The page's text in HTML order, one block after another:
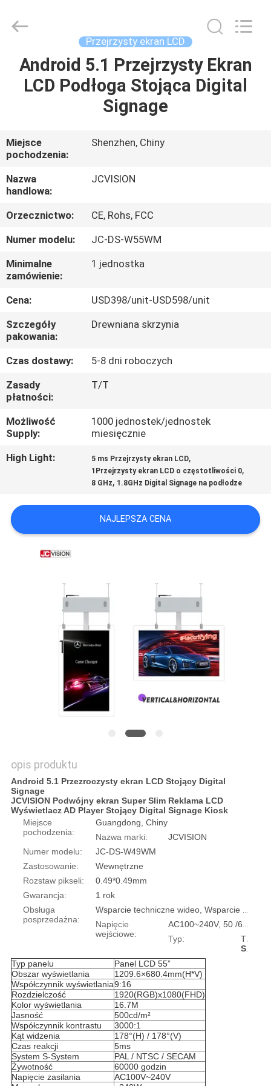
DOM
O
NAS
WYCIECZKA
PO
FABRYCE
KONTROLA
JAKOŚCI
SKONTAKTUJ
SIĘ
Z
NAMI
AKTUALNOŚCI
WSZYSTKIE
PRZYPADKI
POPROSIĆ
O
WYCENĘ
SITEMAP
POLITYKA
PRYWATNOŚCI
Interactive
Technology
Reserved.
Przejrzysty ekran LCD
Android 5.1 Przejrzysty Ekran
LCD Podłoga Stojąca Digital
Signage
Miejsce
pochodzenia:
Shenzhen, Chiny
Nazwa
handlowa:
JCVISION
Orzecznictwo:
CE, Rohs, FCC
Numer modelu:
JC-DS-W55WM
Minimalne
zamówienie:
1 jednostka
Cena:
USD398/unit-USD598/unit
Szczegóły
pakowania:
Drewniana skrzynia
Czas dostawy:
5-8 dni roboczych
Zasady
płatności:
T/T
Możliwość
Supply:
1000 jednostek/jednostek
miesięcznie
High Light:
5 ms Przejrzysty ekran LCD,
1Przejrzysty ekran LCD o częstotliwości 0,
8 GHz, 1.8GHz Digital Signage na podłodze
NAJLEPSZA CENA
opis produktu
Android 5.1 Przezroczysty ekran LCD Stojący Digital
Signage
JCVISION Podwójny ekran Super Slim Reklama LCD
Wyświetlacz AD Player Stojący Digital Signage Kiosk
Miejsce
pochodzenia:
Guangdong, Chiny
Nazwa marki:
JCVISION
Numer modelu:
JC-DS-W49WM
Zastosowanie:
Wewnętrzne
Rozstaw pikseli:
0.49*0.49mm
Gwarancja:
1 rok
Obsługa
posprzedażna:
Wsparcie techniczne wideo, Wsparcie online
Napięcie
wejściowe:
AC100~240V, 50 /60 HZ
Typ:
TFT
Specyfikacja:
Typ panelu
Panel LCD 55”
Obszar wyświetlania
1209.6×680.4mm(H*V)
Współczynnik wyświetlania9:16
Rozdzielczość
1920(RGB)x1080(FHD)
Kolor wyświetlania
16.7M
Jasność
500cd/m²
Współczynnik kontrastu
3000:1
Kąt widzenia
178°(H) / 178°(V)
Czas reakcji
5ms
System S-System
PAL / NTSC / SECAM
Żywotność
60000 godzin
Napięcie zasilania
AC100V~240V